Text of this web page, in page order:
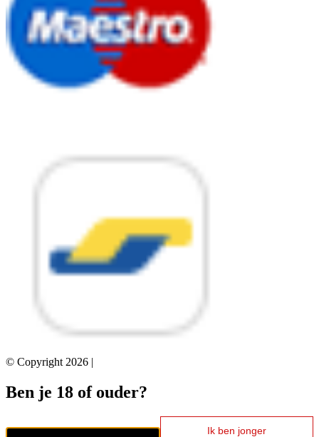
© Copyright 2026 |
Ben je 18 of ouder?
Ik ben jonger